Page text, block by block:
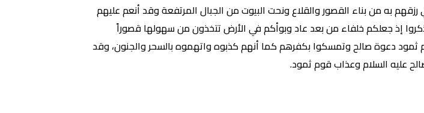
به من بناء القصور والقلاع ونحت البيوت من الجبال المرتفعة وقد أنعم عليهم
إذ جعلكم خلفاء من بعد عاد وبوأكم في الأرض تتخذون من سهولها قصوراً
ثمود دعوة صالح وتمسكوا بكفرهم كما أنهم كذبوه واتهموه بالسحر والجنون، وقد
عليه السلام وعذاب قوم ثمود.